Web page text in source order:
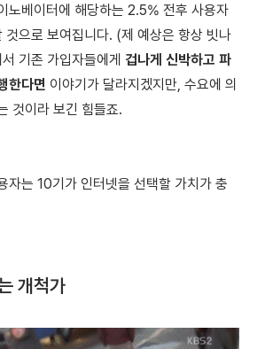
노베이터에 해당하는 2.5% 전후 사용자
으로 보여집니다. (제 예상은 항상 빗나
기존 가입자들에게 겁나게 신박하고 파
한다면 이야기가 달라지겠지만, 수요에 의
것이라 보긴 힘들죠.
자는 10기가 인터넷을 선택할 가치가 충
개척가